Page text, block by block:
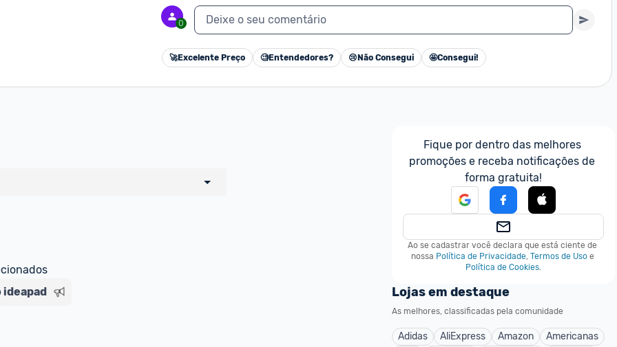
0 Deixe o seu comentário
🚀Excelente Preço 🧐Entendedores? 😢 Não Consegui 🤩Consegui!
um marketplace, nós indicamos no
sinalizamos através da tag
Fique por dentro das melhores
promoções e receba notificações de
forma gratuita!
Ao se cadastrar você declara que está ciente de
nossa Política de Privacidade, Termos de Uso e
Política de Cookies.
Lojas em destaque
As melhores, classificadas pela comunidade
Adidas AliExpress Amazon
Americanas